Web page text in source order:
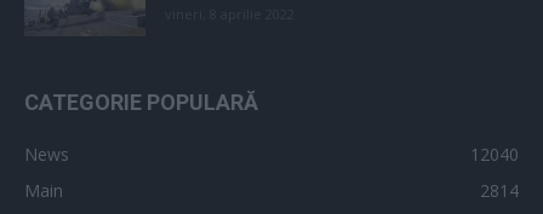
CATEGORIE POPULARĂ
News
12040
Main
2814